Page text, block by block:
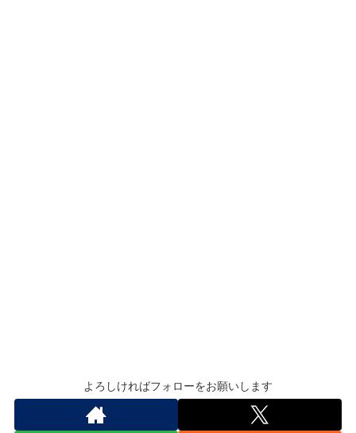
よろしければフォローをお願いします